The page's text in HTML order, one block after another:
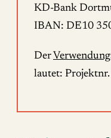
KD-Bank
IBAN: DE10
Der
lautet: